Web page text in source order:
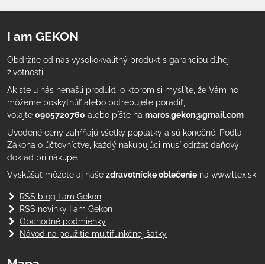
I am GEKON
Obdržíte od nás vysokokvalitný produkt s garanciou dlhej
životnosti.
Ak ste u nás nenašli produkt, o ktorom si myslíte, že Vám ho
môžeme poskytnúť alebo potrebujete poradiť,
volajte 0905720760 alebo píšte na maros.gekon@gmail.com
Uvedené ceny zahŕňajú všetky poplatky a sú konečné. Podľa
Zákona o účtovníctve, každý nakupujúci musí održať daňový
doklad pri nákupe.
Vyskúšať môžete aj naše zdravotnícke oblečenie na www.ltex.sk
RSS blog I am Gekon
RSS novinky I am Gekon
Obchodné podmienky
Návod na použitie multifunkčnej šatky